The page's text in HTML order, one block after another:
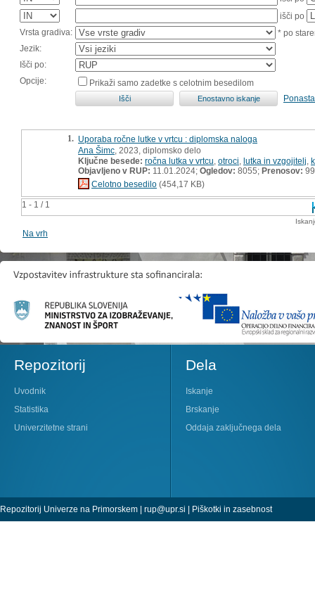
išči po
Vrsta gradiva:
* po
Jezik:
Išči po:
Opcije:
Prikaži samo zadetke s celotnim besedilom
1 - 1 / 1
1. Uporaba ročne lutke v vrtcu : diplomska naloga
Ana Šimc , 2023, diplomsko delo
Ključne besede: ročna lutka v vrtcu otroci lutka in vzgojitelj
Objavljeno v RUP: 11.01.2024; Ogledov: 8055; Prenosov: 99
Celotno besedilo (454,17 KB)
Na vrh
Repozitorij
Uvodnik
Statistika
Univerzitetne strani
Dela
Iskanje
Brskanje
Oddaja zaključnega dela
Repozitorij Univerze na Primorskem | rup@upr.si | Piškotki in zasebnost